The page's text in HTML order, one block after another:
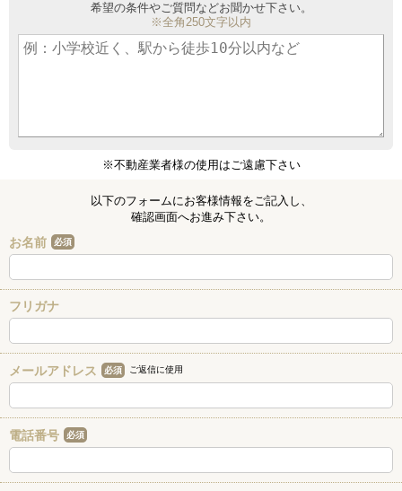
希望の条件やご質問などお聞かせ下さい。
※全角250文字以内
※不動産業者様の使用はご遠慮下さい
以下のフォームにお客様情報をご記入し、
確認画面へお進み下さい。
お名前 必須
フリガナ
メールアドレス 必須 ご返信に使用
電話番号 必須